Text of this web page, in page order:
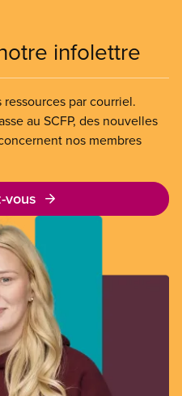
infolettre
par courriel.
au SCFP, des nouvelles
nos membres
vous